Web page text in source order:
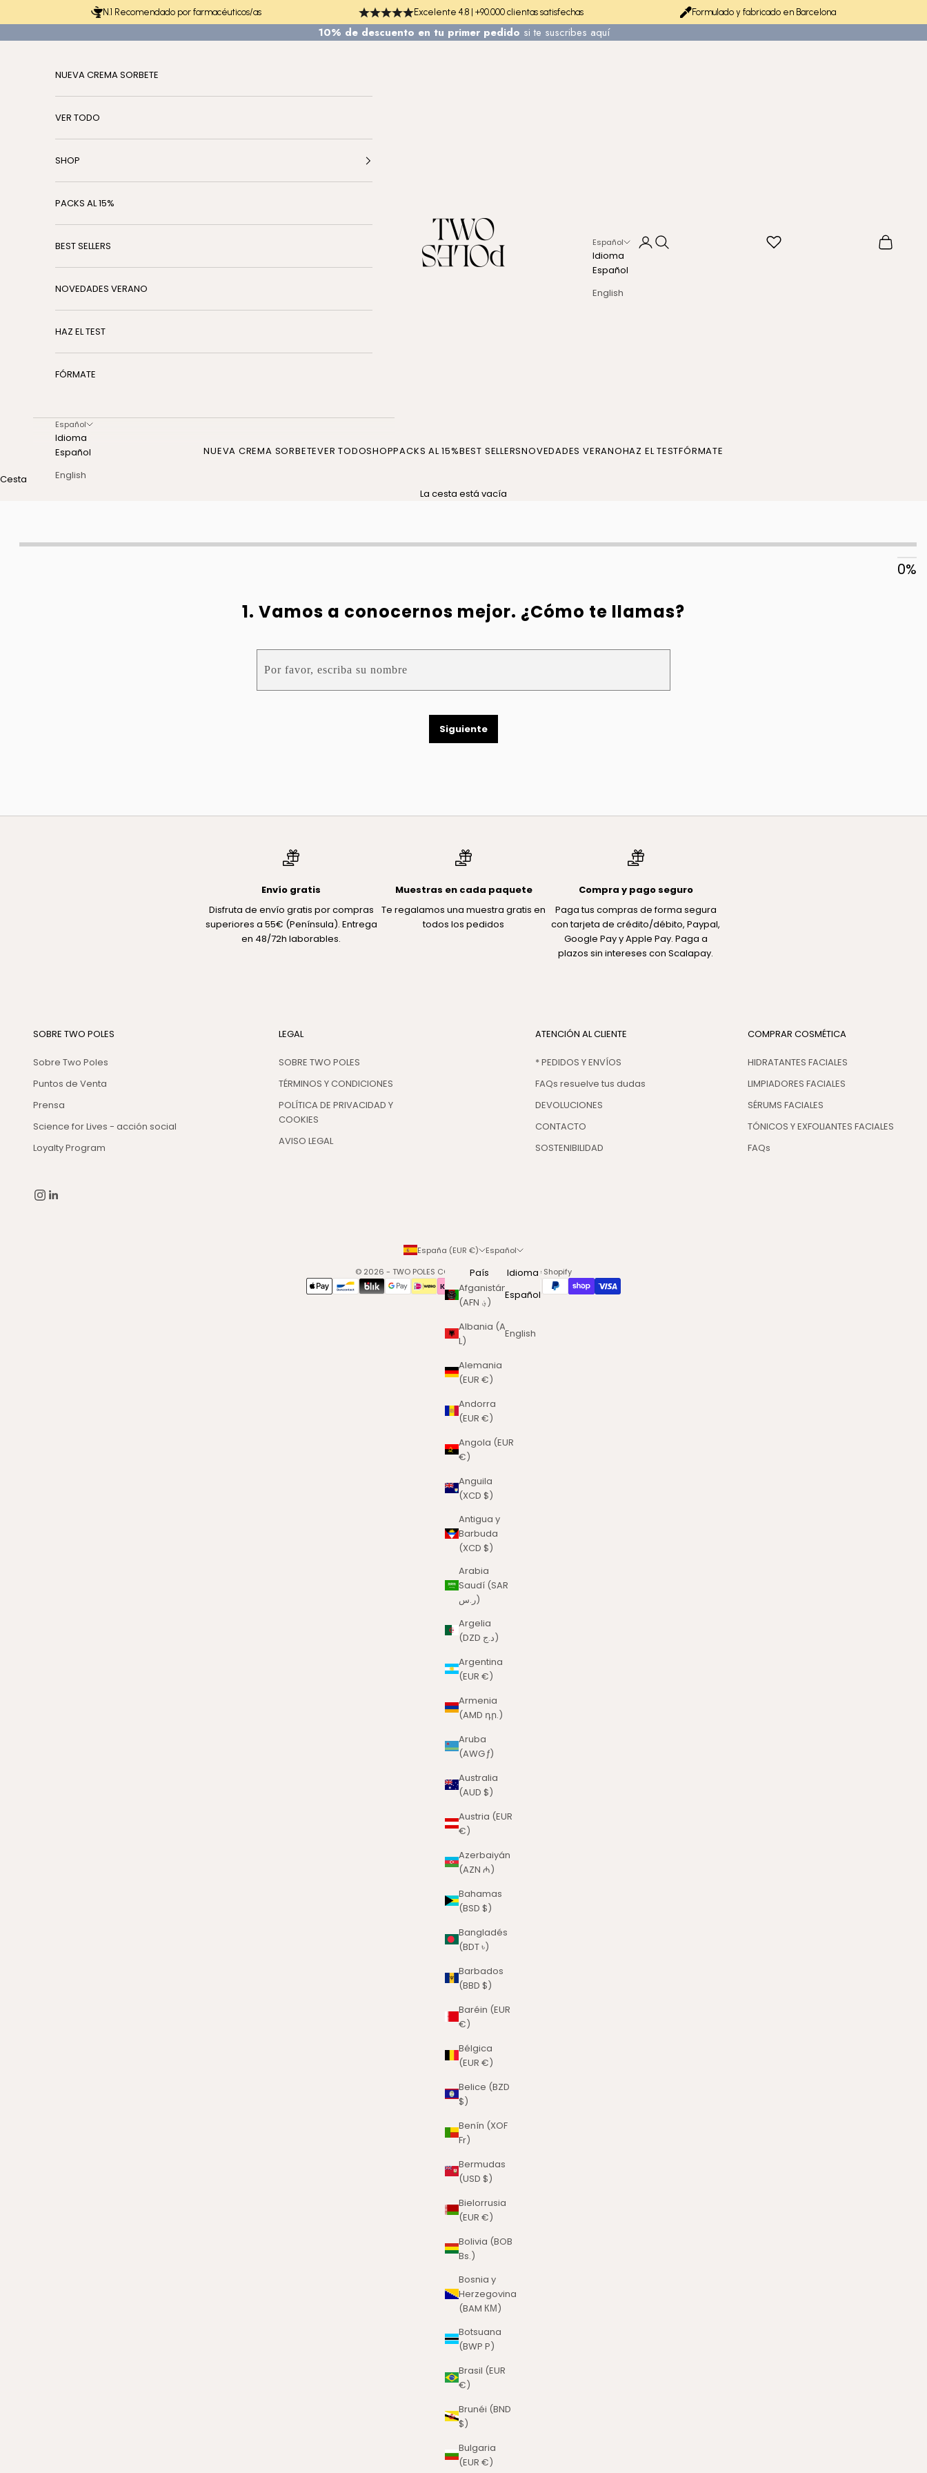
N.1 Recomendado por farmacéuticos/as Excelente 4.8 | +90.000 clientas satisfechas Formulado y fabricado en Barcelona
10% de descuento en tu primer pedido si te suscribes aquí
TWO POLES COSMETICS
NUEVA CREMA SORBETEVER TODOSHOPPACKS AL 15%BEST SELLERSNOVEDADES VERANOHAZ EL TESTFÓRMATE
Español
Idioma
Español
English
Iniciar sesión
Buscar Cesta
NUEVA CREMA SORBETE
VER TODO
SHOP
PACKS AL 15%
BEST SELLERS
NOVEDADES VERANO
HAZ EL TEST
FÓRMATE
Español
Idioma
Español
English
Cesta
La cesta está vacía
0%
1. Vamos a conocernos mejor. ¿Cómo te llamas?
Siguiente
Envío gratis
Disfruta de envío gratis por compras
superiores a 55€ (Península). Entrega
en 48/72h laborables.
Muestras en cada paquete
Te regalamos una muestra gratis en
todos los pedidos
Compra y pago seguro
Paga tus compras de forma segura
con tarjeta de crédito/débito, Paypal,
Google Pay y Apple Pay. Paga a
plazos sin intereses con Scalapay.
SOBRE TWO POLES
Sobre Two Poles
Puntos de Venta
Prensa
Science for Lives - acción social
Loyalty Program
LEGAL
SOBRE TWO POLES
TÉRMINOS Y CONDICIONES
POLÍTICA DE PRIVACIDAD Y
COOKIES
AVISO LEGAL
ATENCIÓN AL CLIENTE
* PEDIDOS Y ENVÍOS
FAQs resuelve tus dudas
DEVOLUCIONES
CONTACTO
SOSTENIBILIDAD
COMPRAR COSMÉTICA
HIDRATANTES FACIALES
LIMPIADORES FACIALES
SÉRUMS FACIALES
TÓNICOS Y EXFOLIANTES FACIALES
FAQs
España (EUR €)
País
Afganistán
(AFN ؋)
Albania (ALL
L)
Alemania
(EUR €)
Andorra
(EUR €)
Angola (EUR
€)
Anguila
(XCD $)
Antigua y
Barbuda
(XCD $)
Arabia
Saudí (SAR
ر.س)
Argelia
(DZD د.ج)
Argentina
(EUR €)
Armenia
(AMD դր.)
Aruba
(AWG ƒ)
Australia
(AUD $)
Austria (EUR
€)
Azerbaiyán
(AZN ₼)
Bahamas
(BSD $)
Bangladés
(BDT ৳)
Barbados
(BBD $)
Baréin (EUR
€)
Bélgica
(EUR €)
Belice (BZD
$)
Benín (XOF
Fr)
Bermudas
(USD $)
Bielorrusia
(EUR €)
Bolivia (BOB
Bs.)
Bosnia y
Herzegovina
(BAM КМ)
Botsuana
(BWP P)
Brasil (EUR
€)
Brunéi (BND
$)
Bulgaria
(EUR €)
Español
Idioma
Español
English
© 2026 - TWO POLES COSMETICSTecnología de Shopify